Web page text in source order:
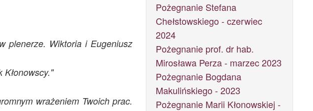
plenerze. Wiktoria i Eugeniusz
wrażeniem Twoich prac.
Pożegnanie Stefana
Chełstowskiego - czerwiec
2024
Pożegnanie prof. dr hab.
Mirosława Perza - marzec 2023
Pożegnanie Bogdana
Makulińskiego - 2023
Pożegnanie Marii Kłonowskiej -